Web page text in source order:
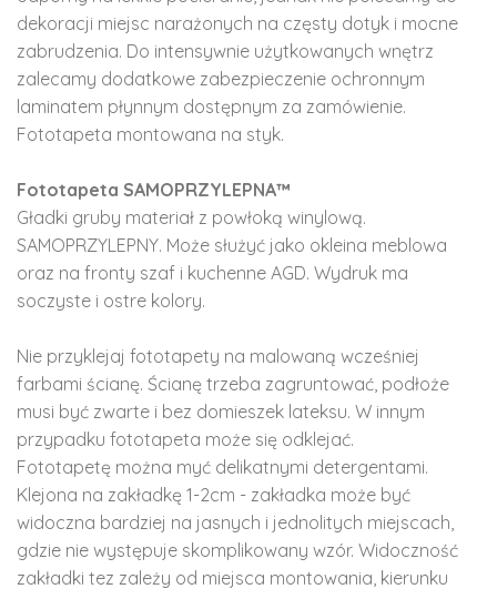
dekoracji miejsc narażonych na częsty dotyk i mocne
zabrudzenia. Do intensywnie użytkowanych wnętrz
zalecamy dodatkowe zabezpieczenie ochronnym
laminatem płynnym dostępnym za zamówienie.
Fototapeta montowana na styk.
Fototapeta SAMOPRZYLEPNA™
Gładki gruby materiał z powłoką winylową.
SAMOPRZYLEPNY. Może służyć jako okleina meblowa
oraz na fronty szaf i kuchenne AGD. Wydruk ma
soczyste i ostre kolory.
Nie przyklejaj fototapety na malowaną wcześniej
farbami ścianę. Ścianę trzeba zagruntować, podłoże
musi być zwarte i bez domieszek lateksu. W innym
przypadku fototapeta może się odklejać.
Fototapetę można myć delikatnymi detergentami.
Klejona na zakładkę 1-2cm - zakładka może być
widoczna bardziej na jasnych i jednolitych miejscach,
gdzie nie występuje skomplikowany wzór. Widoczność
zakładki tez zależy od miejsca montowania, kierunku